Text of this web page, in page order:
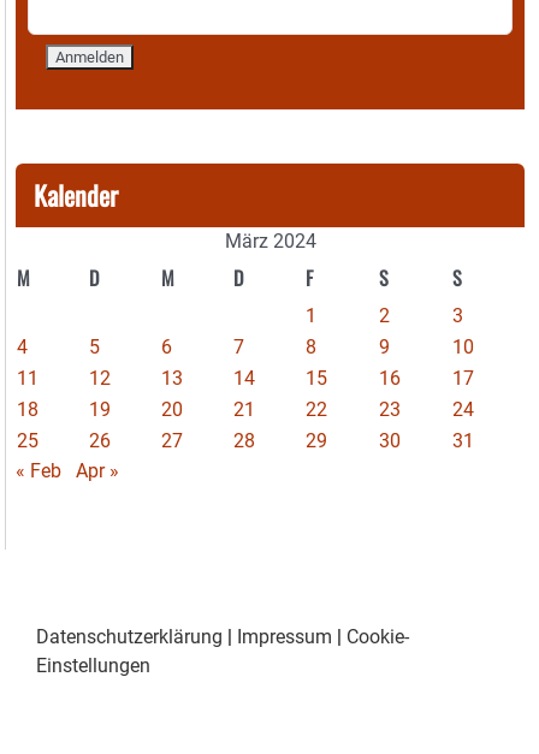
Kalender
März 2024
M D M D F S S
1 2
3
4
5 6 7 8 9
10
11
12 13 14 15 16
17
18
19 20 21 22 23
24
25
26 27 28 29 30
31
« Feb
Apr »
Datenschutzerklärung | Impressum | Cookie-
Einstellungen